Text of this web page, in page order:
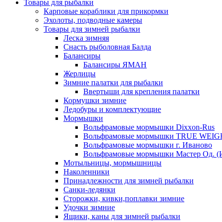
Товары для рыбалки
Карповые кораблики для прикормки
Эхолоты, подводные камеры
Товары для зимней рыбалки
Леска зимняя
Снасть рыболовная Балда
Балансиры
Балансиры ЯМАН
Жерлицы
Зимние палатки для рыбалки
Ввертыши для крепления палатки
Кормушки зимние
Ледобуры и комплектующие
Мормышки
Вольфрамовые мормышки Dixxon-Rus
Вольфрамовые мормышки TRUE
Вольфрамовые мормышки г. Иваново
Вольфрамовые мормышки Мастер Од.
Мотыльницы, мормышницы
Наколенники
Принадлежности для зимней рыбалки
Санки-ледянки
Сторожки, кивки,поплавки зимние
Удочки зимние
Ящики, каны для зимней рыбалки